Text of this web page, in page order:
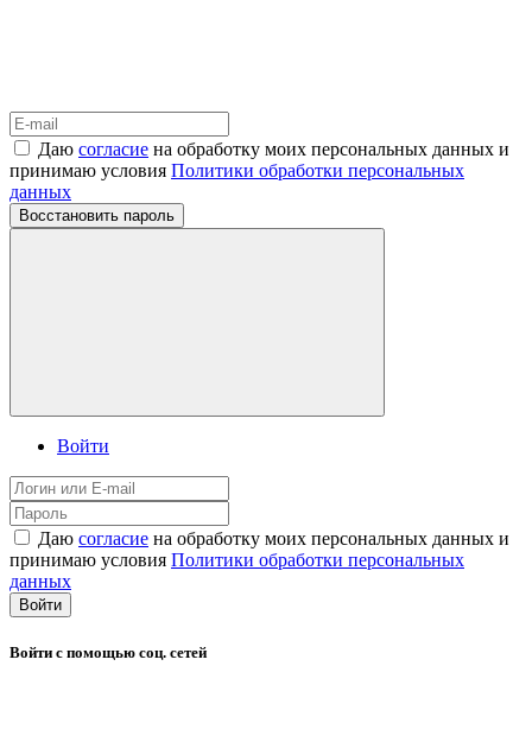
Даю согласие на обработку моих персональных данных и
принимаю условия Политики обработки персональных
данных
Восстановить пароль
Войти
Даю согласие на обработку моих персональных данных и
принимаю условия Политики обработки персональных
данных
Войти
Войти с помощью соц. сетей